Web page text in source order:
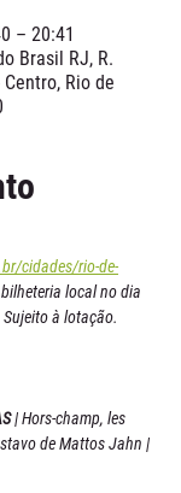
– 20:41
Brasil RJ, R.
Rio de
cidades/rio-de-
local no dia
à lotação.
| Hors-champ, les
de Mattos Jahn |